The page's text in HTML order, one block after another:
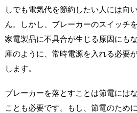
しでも電気代を節約したい人には向
ん。しかし、ブレーカーのスイッチ
家電製品に不具合が生じる原因にも
庫のように、常時電源を入れる必要
します。
ブレーカーを落とすことは節電には
ことも必要です。もし、節電のため